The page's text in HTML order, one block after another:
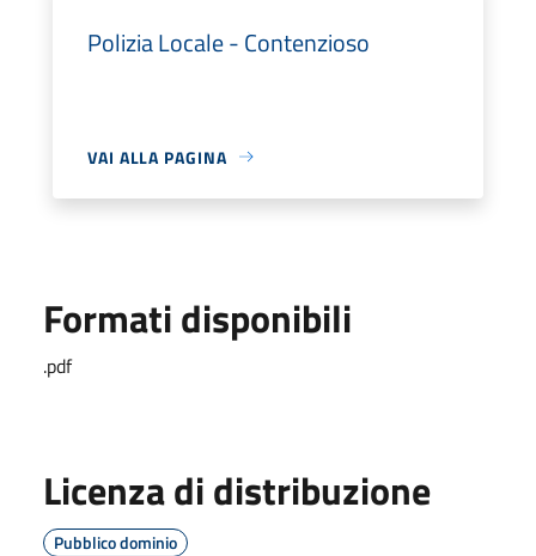
Polizia Locale - Contenzioso
VAI ALLA PAGINA
Formati disponibili
.pdf
Licenza di distribuzione
Pubblico dominio